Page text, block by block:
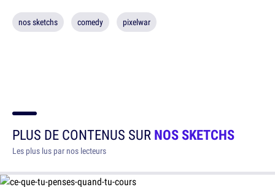
nos sketchs comedy pixelwar
PLUS DE CONTENUS SURNOS SKETCHS
Les plus lus par nos lecteurs